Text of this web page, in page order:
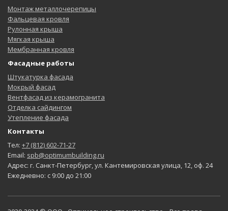
Монтаж металлочерепицы
Фальцевая кровля
Рулонная крыша
Мягкая крыша
Мембранная кровля
Фасадные работы
Штукатурка фасада
Мокрый фасад
Вентфасад из керамогранита
Отделка сайдингом
Утепление фасада
Контакты
Тел: +7 (812) 602-71-27
Email: spb@optimumbuilding.ru
Адрес: г. Санкт-Петербург, ул. Кантемировская улица, 12, оф. 24
Ежедневно: с 9:00 до 21:00